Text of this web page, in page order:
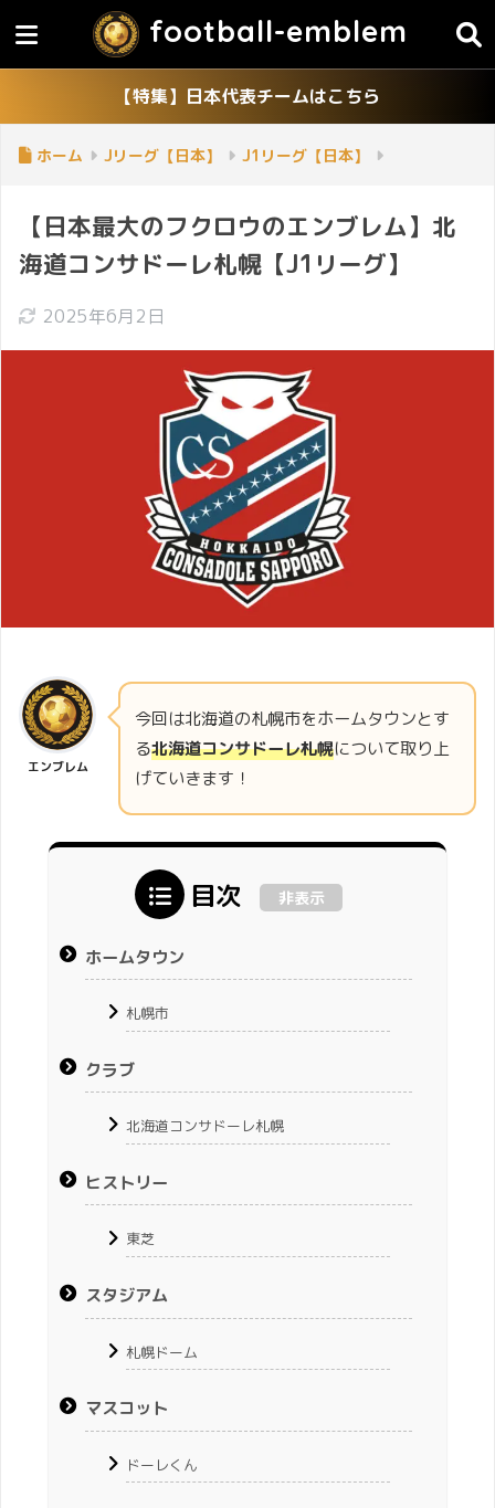
football-emblem
【特集】日本代表チームはこちら
ホーム Jリーグ【日本】 J1リーグ【日本】
【日本最大のフクロウのエンブレム】北
海道コンサドーレ札幌【J1リーグ】
2025年6月2日
エンブレム
今回は北海道の札幌市をホームタウンとす
る北海道コンサドーレ札幌について取り上
げていきます！
目次 非表示
ホームタウン
札幌市
クラブ
北海道コンサドーレ札幌
ヒストリー
東芝
スタジアム
札幌ドーム
マスコット
ドーレくん